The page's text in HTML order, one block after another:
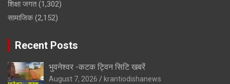
शिक्षा जगत(1,302)
सामाजिक(2,152)
Recent Posts
भुवनेश्वर -कटक ट्विन सिटि खबरें
August 7, 2026 krantiodishanews